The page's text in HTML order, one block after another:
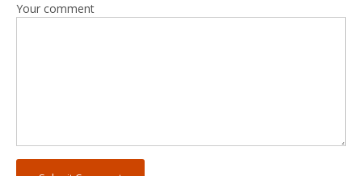
Your comment